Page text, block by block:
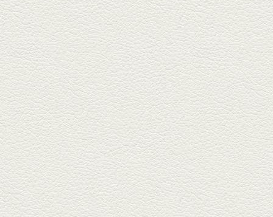
げの新たな店「串ハル」へ「銀
しろ...
2025年2月7日放送
マグロのレアカツ＆合鴨
とカブのゆず煮
酒場通りの「料理屋じぃ」で昼
飲みの刻。「しろ」お湯割で店
主ご...
2025年1月17日放送
燻製ポーク＆特製和風石
焼おこげ
北区の飛田バイパスで人気の創
作家庭料理の店「ソラクル」
へ。「...
2024年12月27日放送
バーニャカウダ＆焼き鳥